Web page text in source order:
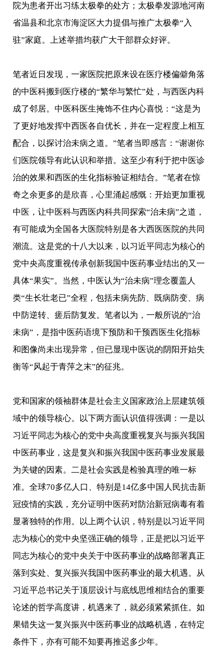
院为患者开出习练太极拳的处方；太极拳发源地河南
省温县和北京市海淀区大力提倡与推广太极拳“入
驻”家庭。上述举措均获广大干部群众好评。
笔者近日发现，一家医院把原来设在医疗楼偏僻角落
的中医科搬到医疗楼的“繁华与繁忙”处，与西医内科
成了邻居。中医科医生掩饰不住内心喜悦：“这是为
了更好地发挥中西医各自优长，并在一定程度上相互
配合，以探讨治未病之道。”笔者当即感言：“谢谢你
们医院领导有此认识和举措。这至少有利于把中医诊
治的效果和西医的生化指标验证相结合。”笔者在惊
奇之余更多的是欣喜，心里涌起感慨：开始更加重视
中医，让中医科与西医内科共同探索“治未病”之道，
有可能成为全国各大医院特别是各大西医医院的共同
潮流。这是党的十八大以来，以习近平同志为核心的
党中央高度重视传承创新我国中医药事业结出的又一
具体“果实”。当然，中医认为“治未病”理念覆盖人
类“生长壮老已”全程，包括未病先防、既病防变、病
中防逆转、瘥后防复发。笔者以为，一般所说的“治
未病”，是指中医药语境下预防和干预西医生化指标
和图像尚未出现异常，但已显现中医说的阴阳开始失
衡等“风起于青萍之末”的征兆。
党和国家的领袖群体是社会主义国家政治上层建筑领
域中的领导核心。以下两方面认识值得强调：一是以
习近平同志为核心的党中央高度重视复兴与振兴我国
中医药事业，这是复兴和振兴我国中医药事业发展最
为关键的因素。二是社会实践是检验真理的唯一标
准。全球70多亿人口、特别是14亿多中国人民抗击新
冠疫情的实践，充分证明中医药对防治新冠病毒有着
显著独特的作用。以上两个认识，特别是以习近平同
志为核心的党中央坚强正确的领导，正是把以习近平
同志为核心的党中央关于中医药事业的战略部署真正
落到实处、复兴振兴我国中医药事业的最大机遇。从
习近平总书记关于顶层设计与底线思维相结合的重要
论述的哲学高度讲，机遇来了，就必须紧紧抓住。如
果错失这一复兴振兴中医药事业的战略机遇，在特定
条件下，亦有可能不知要再推迟多少年。